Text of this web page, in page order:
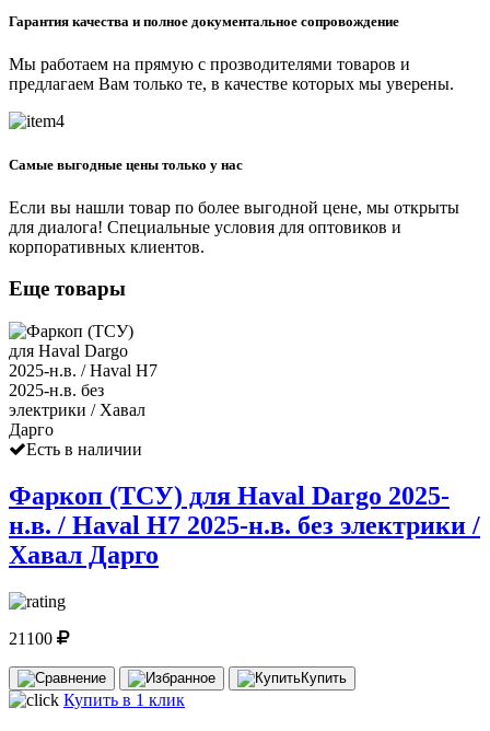
Гарантия качества и полное документальное сопровождение
Мы работаем на прямую с прозводителями товаров и
предлагаем Вам только те, в качестве которых мы уверены.
Самые выгодные цены только у нас
Если вы нашли товар по более выгодной цене, мы открыты
для диалога! Специальные условия для оптовиков и
корпоративных клиентов.
Еще товары
Есть в наличии
Фаркоп (ТСУ) для Haval Dargo 2025-
н.в. / Haval H7 2025-н.в. без электрики /
Хавал Дарго
21100
Купить
Купить в 1 клик